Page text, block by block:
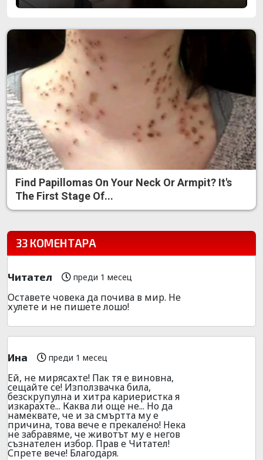
Find Papillomas On Your Neck Or Armpit? It's
The First Stage Of...
33 КОМЕНТАРА
Читател преди 1 месец
Оставете човека да почива в мир. Не
хулете и не пишете лошо!
Ина преди 1 месец
Ей, не мирясахте! Пак тя е виновна,
сещайте се! Използвачка била,
безскрупулна и хитра кариеристка я
изкарахте... Каква ли още не... Но да
намеквате, че и за смъртта му е
причина, това вече е прекалено! Нека
не забравяме, че животът му е негов
съзнателен избор. Прав е Читател!
Спрете вече! Благодаря.